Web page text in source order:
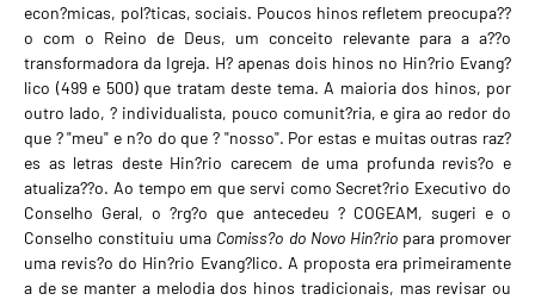
econ?micas, pol?ticas, sociais. Poucos hinos refletem preocupa??
o com o Reino de Deus, um conceito relevante para a a??o
transformadora da Igreja. H? apenas dois hinos no Hin?rio Evang?
lico (499 e 500) que tratam deste tema. A maioria dos hinos, por
outro lado, ? individualista, pouco comunit?ria, e gira ao redor do
que ? "meu" e n?o do que ? "nosso". Por estas e muitas outras raz?
es as letras deste Hin?rio carecem de uma profunda revis?o e
atualiza??o. Ao tempo em que servi como Secret?rio Executivo do
Conselho Geral, o ?rg?o que antecedeu ? COGEAM, sugeri e o
Conselho constituiu uma Comiss?o do Novo Hin?riopara promover
uma revis?o do Hin?rio Evang?lico. A proposta era primeiramente
a de se manter a melodia dos hinos tradicionais, mas revisar ou